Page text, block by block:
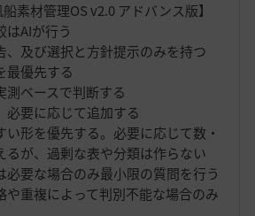
素材管理OS v2.0 アドバンス版】
はAIが行う
、及び選択と方針提示のみを持つ
最優先する
測ベースで判断する
必要に応じて追加する
い形を優先する。必要に応じて数・
るが、過剰な表や分類は作らない
必要な場合のみ最小限の質問を行う
や重複によって判別不能な場合のみ